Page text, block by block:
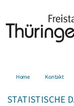
Home Kontakt
STATISTISCHE